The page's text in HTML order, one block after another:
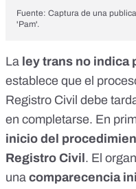
Fuente: Captura de una
'Pam'.
La ley trans no indica
establece que el
Registro Civil debe
en completarse. En
inicio del
Registro Civil . El
una comparecencia